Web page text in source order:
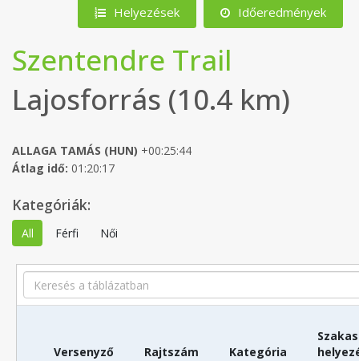
Helyezések Időeredmények
Szentendre Trail
Lajosforrás (10.4 km)
ALLAGA TAMÁS (HUN) +00:25:44
Átlag idő: 01:20:17
Kategóriák:
All Férfi Női
Search
Versenyző Rajtszám Kategória